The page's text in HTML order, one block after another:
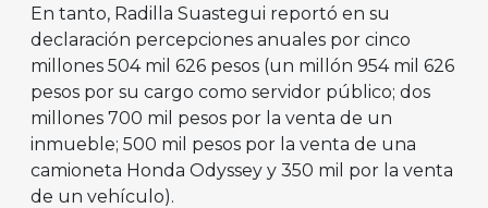
En tanto, Radilla Suastegui reportó en su
declaración percepciones anuales por cinco
millones 504 mil 626 pesos (un millón 954 mil 626
pesos por su cargo como servidor público; dos
millones 700 mil pesos por la venta de un
inmueble; 500 mil pesos por la venta de una
camioneta Honda Odyssey y 350 mil por la venta
de un vehículo).